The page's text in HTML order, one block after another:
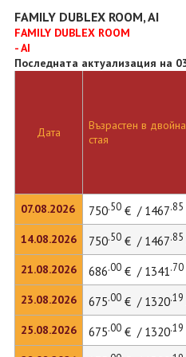
FAMILY DUBLEX ROOM, AI
FAMILY DUBLEX ROOM
- AI
Последната актуализация на
Дата
07.08.2026
14.08.2026
21.08.2026
23.08.2026
25.08.2026
Възрастен в двойна
стая
750.50€ / 1467.85
750.50€ / 1467.85
686.00€ / 1341.70
675.00€ / 1320.19
675.00€ / 1320.19